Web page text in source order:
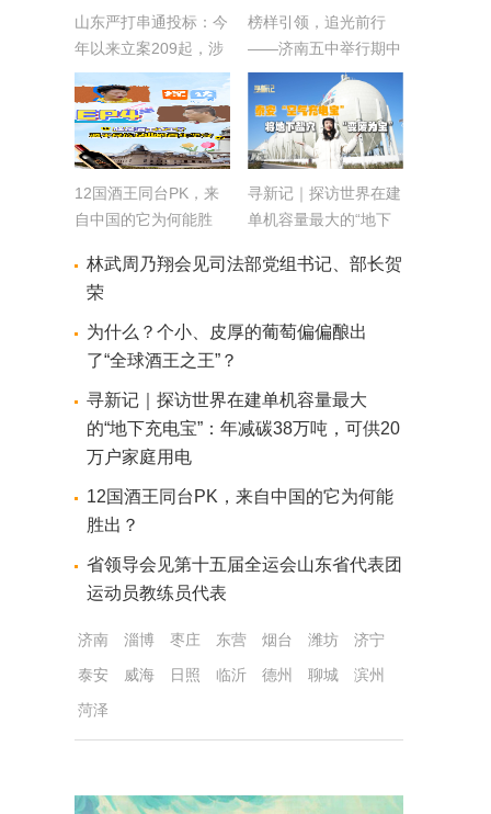
山东严打串通投标：今
年以来立案209起，涉
案金额近12亿元
榜样引领，追光前行
——济南五中举行期中
表扬大会
12国酒王同台PK，来
自中国的它为何能胜
寻新记｜探访世界在建
单机容量最大的“地下
吨，可供20万户家庭用
林武周乃翔会见司法部党组书记、部长贺
荣
为什么？个小、皮厚的葡萄偏偏酿出
了“全球酒王之王”？
寻新记｜探访世界在建单机容量最大
的“地下充电宝”：年减碳38万吨，可供20
万户家庭用电
12国酒王同台PK，来自中国的它为何能
胜出？
省领导会见第十五届全运会山东省代表团
运动员教练员代表
济南 淄博 枣庄 东营 烟台 潍坊
济宁
泰安
威海 日照 临沂 德州 聊城
滨州
菏泽